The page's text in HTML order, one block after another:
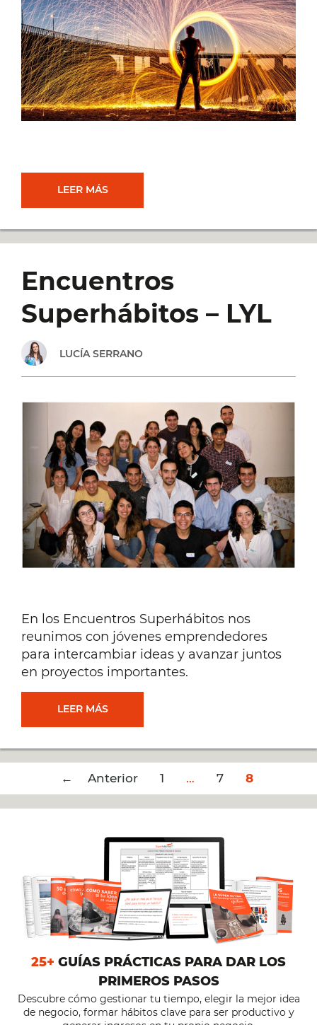
LEER MÁSLO
QUE
LEÉS
SUPERHÁBITOS
Encuentros
Superhábitos – LYL
LUCÍA SERRANO
En los Encuentros Superhábitos nos
reunimos con jóvenes emprendedores
para intercambiar ideas y avanzar juntos
en proyectos importantes.
LEER MÁSENCUENTROS
–
LYL
Post
navigation
← Anterior 1 … 7 8
25+ GUÍAS PRÁCTICAS PARA DAR LOS
PRIMEROS PASOS
Descubre cómo gestionar tu tiempo, elegir la mejor idea
de negocio, formar hábitos clave para ser productivo y